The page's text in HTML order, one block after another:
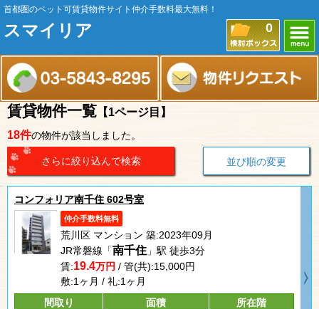
首都圏のペット可賃貸物件サイト仲介手数料最大無料！
スマイリア 0
賃貸物件一覧 【1ページ目】
18件の物件が該当しました。
さらに絞り込んで検索 並び順の変更
コンフォリア南千住 602号室
仲介手数料無料
荒川区 マンション 築:2023年09月
JR常磐線「南千住 」駅 徒歩3分
賃:19.4万円 / 管(共):15,000円
敷:1ヶ月 / 礼:1ヶ月
間取り
面積
所在階